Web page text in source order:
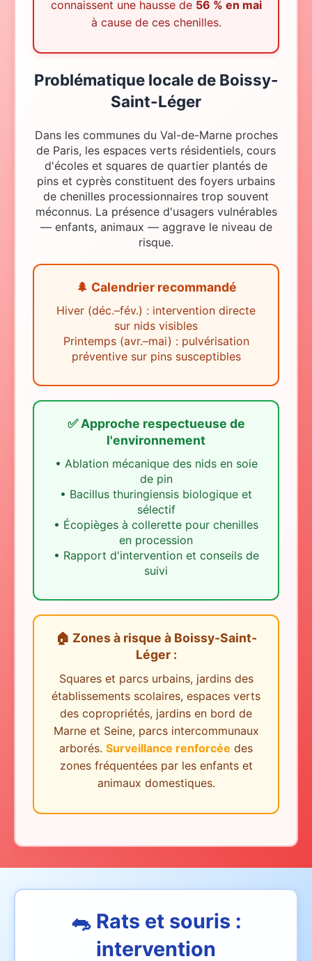
connaissent une hausse de 56 % en mai
à cause de ces chenilles.
Problématique locale de Boissy-
Saint-Léger
Dans les communes du Val-de-Marne proches
de Paris, les espaces verts résidentiels, cours
d'écoles et squares de quartier plantés de
pins et cyprès constituent des foyers urbains
de chenilles processionnaires trop souvent
méconnus. La présence d'usagers vulnérables
— enfants, animaux — aggrave le niveau de
risque.
🌲 Calendrier recommandé
Hiver (déc.–fév.) : intervention directe
sur nids visibles
Printemps (avr.–mai) : pulvérisation
préventive sur pins susceptibles
✅ Approche respectueuse de
l'environnement
• Ablation mécanique des nids en soie
de pin
• Bacillus thuringiensis biologique et
sélectif
• Écopièges à collerette pour chenilles
en procession
• Rapport d'intervention et conseils de
suivi
🏠 Zones à risque à Boissy-Saint-
Léger :
Squares et parcs urbains, jardins des
établissements scolaires, espaces verts
des copropriétés, jardins en bord de
Marne et Seine, parcs intercommunaux
arborés. Surveillance renforcée des
zones fréquentées par les enfants et
animaux domestiques.
🐀 Rats et souris :
intervention